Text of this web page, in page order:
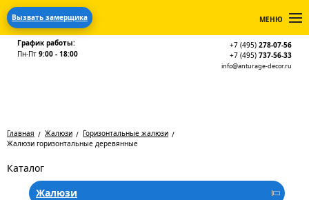
Вызвать замерщика МЕНЮ
График работы:
Пн-Пт 9:00 - 18:00
+7 (495) 278-07-56
+7 (495) 737-56-33
info@anturage-decor.ru
Главная Жалюзи
Горизонтальные жалюзи
Жалюзи горизонтальные деревянные
Каталог
Жалюзи